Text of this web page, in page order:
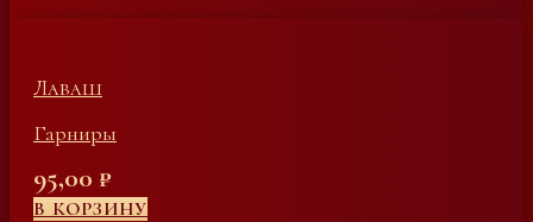
Лаваш
Гарниры
95,00 ₽
В КОРЗИНУ